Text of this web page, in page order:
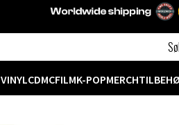
VINYLCDMCFILMK-POPMERCH